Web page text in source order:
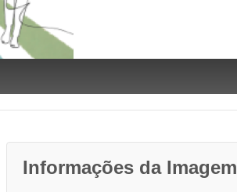
Informações da Imagem